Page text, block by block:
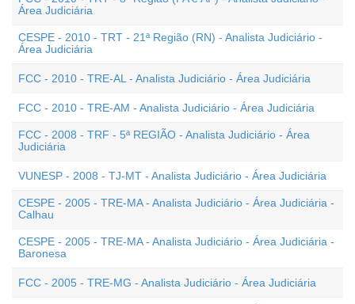
Área Judiciária
CESPE - 2010 - TRT - 21ª Região (RN) - Analista Judiciário -
Área Judiciária
FCC - 2010 - TRE-AL - Analista Judiciário - Área Judiciária
FCC - 2010 - TRE-AM - Analista Judiciário - Área Judiciária
FCC - 2008 - TRF - 5ª REGIÃO - Analista Judiciário - Área
Judiciária
VUNESP - 2008 - TJ-MT - Analista Judiciário - Área Judiciária
CESPE - 2005 - TRE-MA - Analista Judiciário - Área Judiciária -
Calhau
CESPE - 2005 - TRE-MA - Analista Judiciário - Área Judiciária -
Baronesa
FCC - 2005 - TRE-MG - Analista Judiciário - Área Judiciária